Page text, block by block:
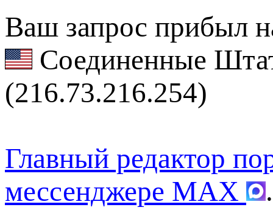
Ваш запрос прибыл
Соединенные
(216.73.216.254)
Главный редактор
мессенджере MAX
.